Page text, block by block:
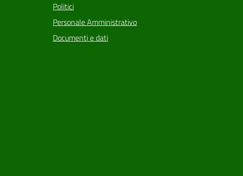
Politici
Personale Amministrativo
Documenti e dati